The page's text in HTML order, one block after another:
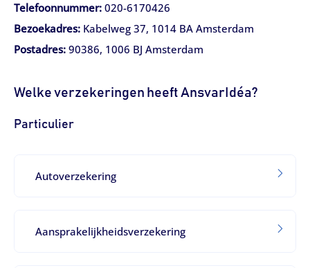
Telefoonnummer: 020-6170426
Bezoekadres: Kabelweg 37, 1014 BA Amsterdam
Postadres: 90386, 1006 BJ Amsterdam
Welke verzekeringen heeft AnsvarIdéa?
Particulier
Autoverzekering
Aansprakelijkheidsverzekering